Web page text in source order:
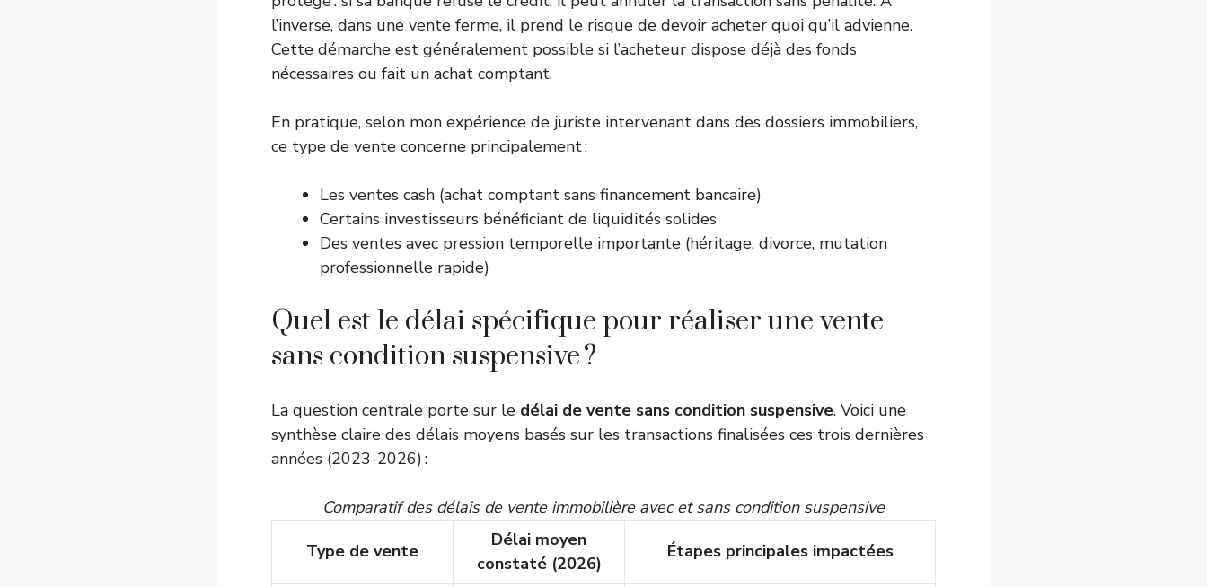
l’inverse, dans une vente ferme, il prend le risque de devoir acheter quoi qu’il advienne.
Cette démarche est généralement possible si l’acheteur dispose déjà des fonds
nécessaires ou fait un achat comptant.
En pratique, selon mon expérience de juriste intervenant dans des dossiers immobiliers,
ce type de vente concerne principalement :
Les ventes cash (achat comptant sans financement bancaire)
Certains investisseurs bénéficiant de liquidités solides
Des ventes avec pression temporelle importante (héritage, divorce, mutation
professionnelle rapide)
Quel est le délai spécifique pour réaliser une vente
sans condition suspensive ?
La question centrale porte sur le délai de vente sans condition suspensive. Voici une
synthèse claire des délais moyens basés sur les transactions finalisées ces trois dernières
années (2023-2026) :
Comparatif des délais de vente immobilière avec et sans condition suspensive
Type de vente
Délai moyen
constaté (2026)
Étapes principales impactées